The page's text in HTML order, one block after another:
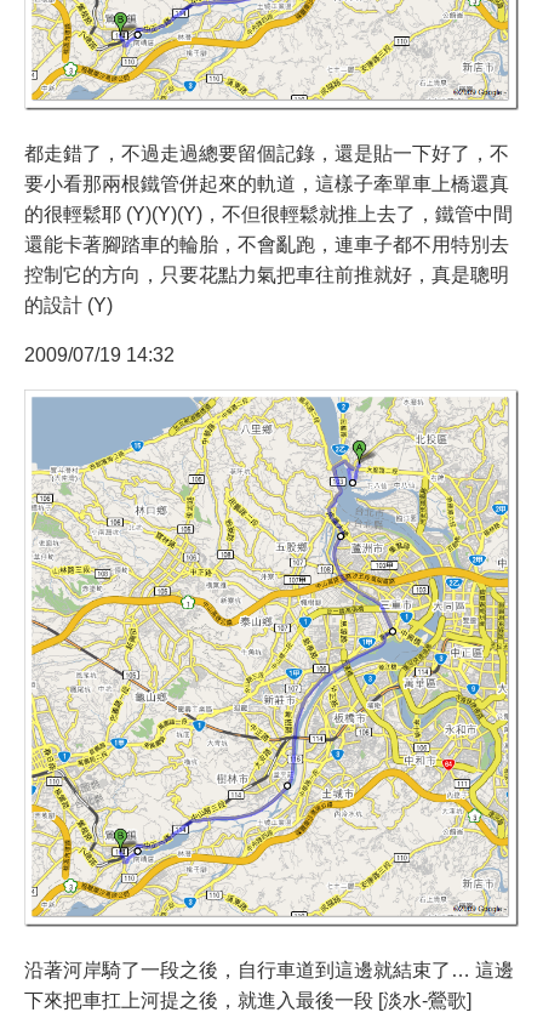
都走錯了，不過走過總要留個記錄，還是貼一下好了，不
要小看那兩根鐵管併起來的軌道，這樣子牽單車上橋還真
的很輕鬆耶 (Y)(Y)(Y)，不但很輕鬆就推上去了，鐵管中間
還能卡著腳踏車的輪胎，不會亂跑，連車子都不用特別去
控制它的方向，只要花點力氣把車往前推就好，真是聰明
的設計 (Y)
2009/07/19 14:32
沿著河岸騎了一段之後，自行車道到這邊就結束了… 這邊
下來把車扛上河提之後，就進入最後一段 [淡水-鶯歌]